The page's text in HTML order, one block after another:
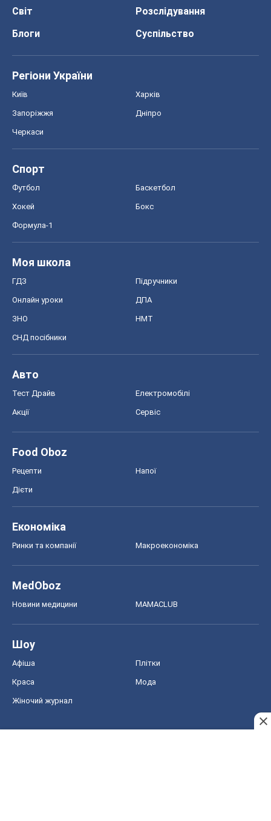
Світ
Розслідування
Блоги
Суспільство
Регіони України
Київ Харків
Запоріжжя Дніпро
Черкаси
Спорт
Футбол Баскетбол
Хокей Бокс
Формула-1
Моя школа
ГДЗ Підручники
Онлайн уроки ДПА
ЗНО НМТ
СНД посібники
Авто
Тест Драйв Електромобілі
Акції Сервіс
Food Oboz
Рецепти Напої
Дієти
Економіка
Ринки та компанії Макроекономіка
MedOboz
Новини медицини MAMACLUB
Шоу
Афіша Плітки
Краса Мода
Жіночий журнал